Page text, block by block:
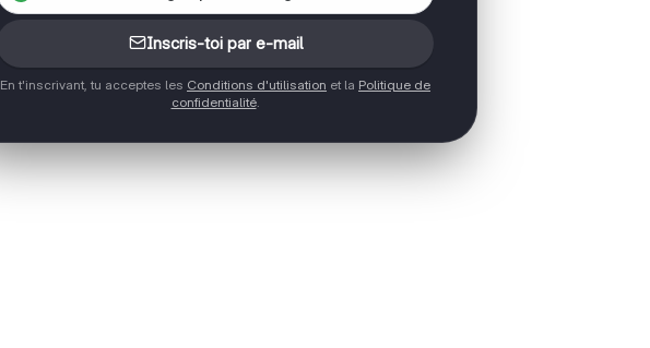
Inscris-toi par e-mail
En t'inscrivant, tu acceptes les Conditions d'utilisation et la Politique de
confidentialité.